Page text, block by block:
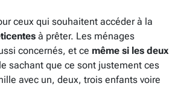
ceux qui souhaitent accéder à la
à prêter. Les ménages
concernés, et ce même si les deux
sachant que ce sont justement ces
avec un, deux, trois enfants voire